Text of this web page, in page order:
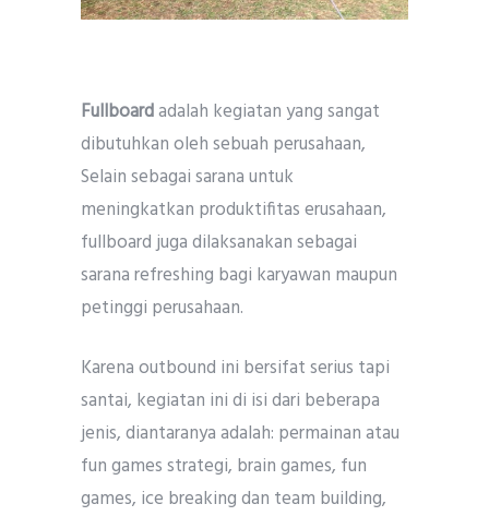
Fullboardadalah kegiatan yang sangat
dibutuhkan oleh sebuah perusahaan,
Selain sebagai sarana untuk
meningkatkan produktifitas erusahaan,
fullboard juga dilaksanakan sebagai
sarana refreshing bagi karyawan maupun
petinggi perusahaan.
Karena outbound ini bersifat serius tapi
santai, kegiatan ini di isi dari beberapa
jenis, diantaranya adalah: permainan atau
fun games strategi, brain games, fun
games, ice breaking dan team building,